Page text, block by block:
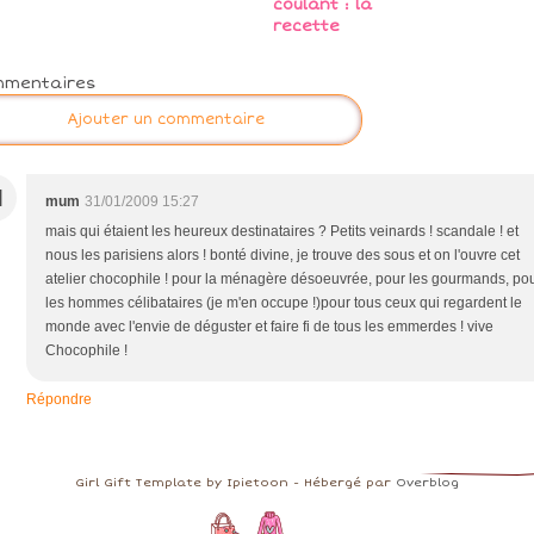
coulant : la
recette
Ajouter un commentaire
mum 31/01/2009 15:27
mais qui étaient les heureux destinataires ? Petits veinards ! scandale ! et
nous les parisiens alors ! bonté divine, je trouve des sous et on l'ouvre cet
atelier chocophile ! pour la ménagère désoeuvrée, pour les gourmands,
les hommes célibataires (je m'en occupe !)pour tous ceux qui regardent le
monde avec l'envie de déguster et faire fi de tous les emmerdes ! vive
Chocophile !
Répondre
Girl Gift Template by Ipietoon - Hébergé par Overblog